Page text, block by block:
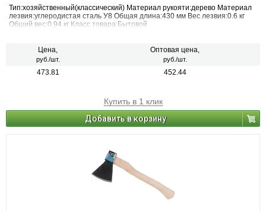
Тип:хозяйственный(классический) Материал рукояти:дерево Материал
лезвия:углеродистая сталь У8 Общая длина:430 мм Вес лезвия:0.6 кг
Общий вес:0.94 кг Класс товара:Бытовой
Цена,
руб./шт.
Оптовая цена,
руб./шт.
473.81 452.44
Купить в 1 клик
Добавить в корзину